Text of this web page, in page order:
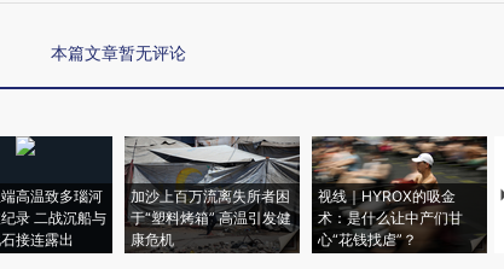
本篇文章暂无评论
高温致多瑙河
录 二战沉船与
接连露出
加沙上百万流离失所者困
于“塑料烤箱” 高温引发健
康危机
视线｜HYROX的吸金
术：是什么让中产们甘
心“花钱找虐”？